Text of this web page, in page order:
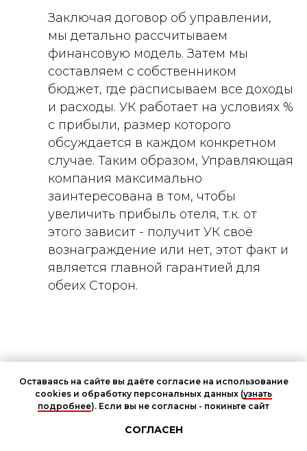
Заключая договор об управлении,
мы детально рассчитываем
финансовую модель. Затем мы
составляем с собственником
бюджет, где расписываем все доходы
и расходы. УК работает на условиях %
с прибыли, размер которого
обсуждается в каждом конкретном
случае. Таким образом, Управляющая
компания максимально
заинтересована в том, чтобы
увеличить прибыль отеля, т.к. от
этого зависит - получит УК своё
вознаграждение или нет, этот факт и
является главной гарантией для
обеих Сторон.
Наши контакты
Узнать больше о сотрудничестве с УК:
Оставаясь на сайте вы даёте согласие на использование
cookies и обработку персональных данных (узнать
подробнее). Если вы не согласны - покиньте сайт
СОГЛАСЕН